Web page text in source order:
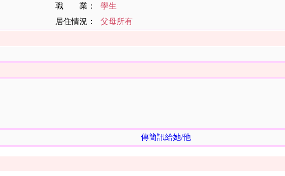
職 業：
學生
居住情況：
父母所有
傳簡訊給她/他